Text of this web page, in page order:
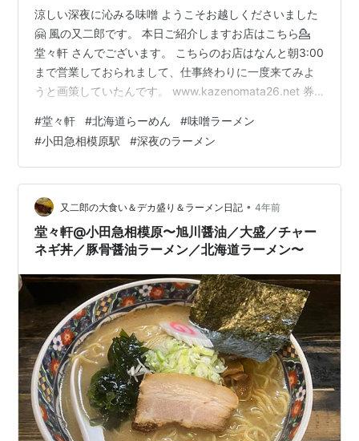
涼しい深夜に沁みる味噌 ようこそお越しくださいました
🤗 風の又二郎です。 本日ご紹介しますお店はこちら💁
堂々軒 さんでございます。 こちらのお店はなんと朝3:00
まで営業しておられまして、仕事終わりに一度来てみよ
うと画策していたんです。 www.kazenomata26.net 券
ト、辛味噌味玉入¥1000などなど。 前回は旭川醤油を食
べたので、今回は味噌でいこうかな？ ということで、本
日のオーダーは… 特製札幌味噌＋大盛＋半ライス 全部で
¥1350でございます。 ライス、丼ものには売り切れラン
プが点灯中😭 ライスの残りが少ないってこと…
#堂々軒 #北海道らーめん #味噌ラーメン
#小田急相模原駅 #深夜のラーメン
又二郎の大食い＆デカ盛り＆ラーメン日記 • 4年前
堂々軒@小田急相模原〜旭川醤油／大盛／チャー
ネギ丼／豚骨醤油ラーメン／北海道ラーメン〜